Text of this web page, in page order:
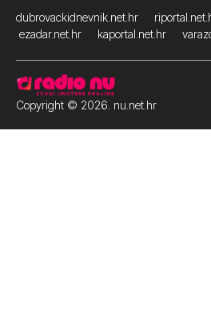
dubrovackidnevnik.net.hr
ezadar.net.hr
kaportal.net.hr
Copyright © 2026. nu.net.hr